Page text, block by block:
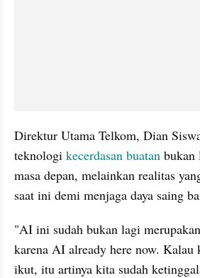
Direktur Utama Telkom, Dian
teknologi kecerdasan buatan bukan
masa depan, melainkan realitas
saat ini demi menjaga daya saing
"AI ini sudah bukan lagi
karena AI already here now. Kalau
ikut, itu artinya kita sudah